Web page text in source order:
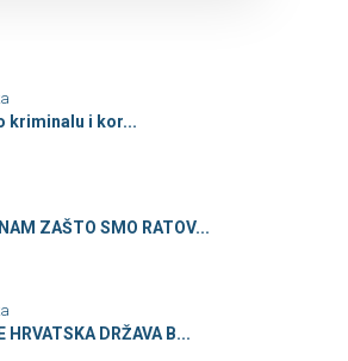
kriminalu i kor...
ZAŠTO SMO RATOV...
HRVATSKA DRŽAVA B...